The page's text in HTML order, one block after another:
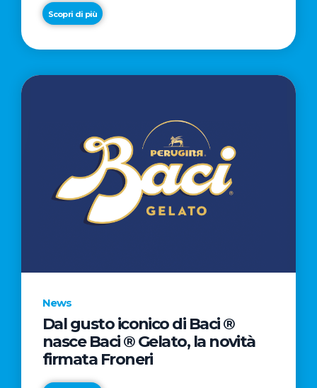
Scopri di più
News
Dal gusto iconico di Baci ®
nasce Baci ® Gelato, la novità
firmata Froneri